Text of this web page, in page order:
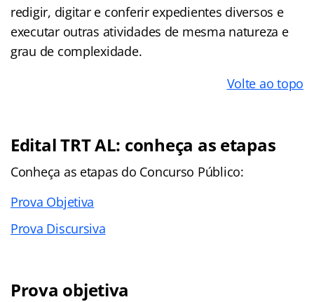
redigir, digitar e conferir expedientes diversos e
executar outras atividades de mesma natureza e
grau de complexidade.
Volte ao topo
Edital TRT AL: conheça as etapas
Conheça as etapas do Concurso Público:
Prova Objetiva
Prova Discursiva
Prova objetiva